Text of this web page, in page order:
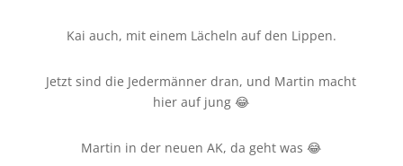
Kai auch, mit einem Lächeln auf den Lippen.
Jetzt sind die Jedermänner dran, und Martin macht
hier auf jung 😂
Martin in der neuen AK, da geht was 😂